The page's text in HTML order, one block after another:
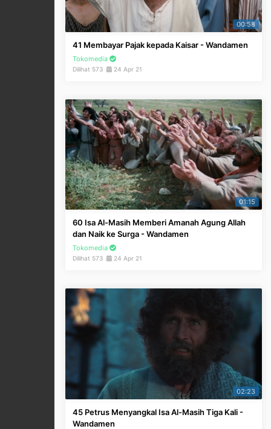
00:58
41 Membayar Pajak kepada Kaisar - Wandamen
Tokomedia
Dilihat 573 24 Apr 21
01:15
60 Isa Al-Masih Memberi Amanah Agung Allah
dan Naik ke Surga - Wandamen
Tokomedia
Dilihat 573 24 Apr 21
02:23
45 Petrus Menyangkal Isa Al-Masih Tiga Kali -
Wandamen